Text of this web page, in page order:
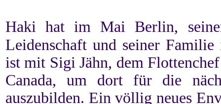
Hakihat im Mai Berlin,
Leidenschaft und seiner
ist mit Sigi Jähn, dem
Canada, um dort für die
auszubilden. Ein völlig neues